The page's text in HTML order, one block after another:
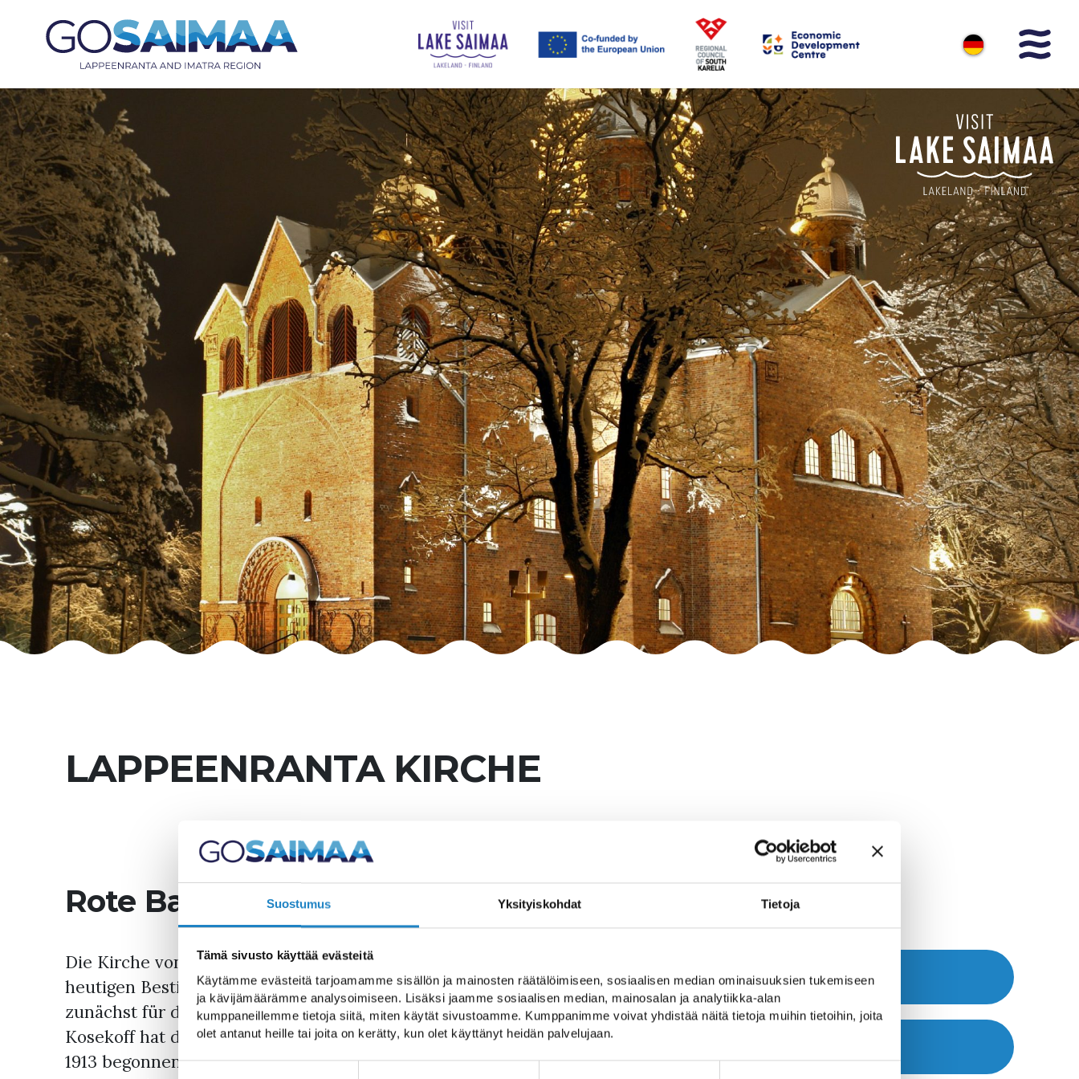
Suostumus Yksityiskohdat Tietoja
Tämä sivusto käyttää evästeitä
Käytämme evästeitä tarjoamamme sisällön ja mainosten räätälöimiseen, sosiaalisen median ominaisuuksien tukemiseen
ja kävijämäärämme analysoimiseen. Lisäksi jaamme sosiaalisen median, mainosalan ja analytiikka-alan
kumppaneillemme tietoja siitä, miten käytät sivustoamme. Kumppanimme voivat yhdistää näitä tietoja muihin tietoihin, joita
olet antanut heille tai joita on kerätty, kun olet käyttänyt heidän palvelujaan.
Suostumuksen
LAPPEENRANTA KIRCHE
Rote Backsteinkirche am Nikolai-Damm gelegen
Die Kirche von Lappeenranta wurde im Jahr 1924 eingeweiht und ihrer
heutigen Bestimmung übergeben. Diese rote Backsteinkirche wurde
zunächst für die russische Garnison entworfen. Der Akademiker Georg
Kosekoff hat die Kirche entworfen und mit dem Bau wurde bereits im Jahr
1913 begonnen. Wegen des Ersten Weltkriegs wurden die Bauarbeiten
Website >>